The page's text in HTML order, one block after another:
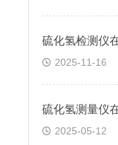
2025-11-16
2025-05-12